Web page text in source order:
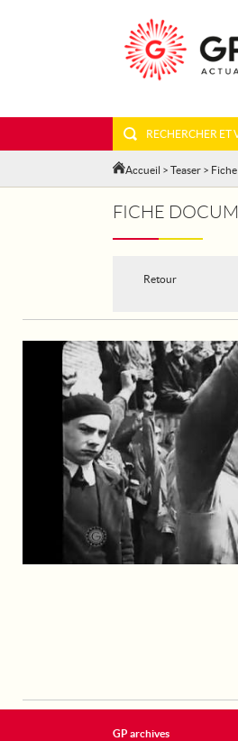
RECHERCHER ET
Accueil > Teaser >
FICHE
Retour
GP archives